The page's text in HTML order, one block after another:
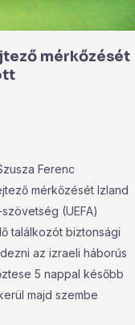
mérkőzését
Ferenc
mérkőzését Izland
(UEFA)
találkozót biztonsági
az izraeli háborús
5 nappal később
majd szembe